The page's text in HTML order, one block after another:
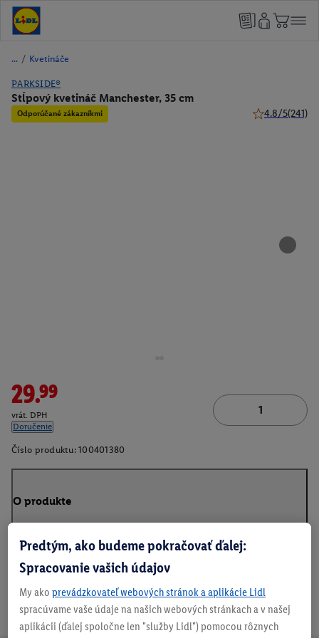
/ Kvetináče
PARKSIDE®
Stĺpový kvetináč Manchester, 35 cm
Odporúčané zákazníkmi 4.8/5(241)
29.99
vrát. DPH
Doručenie
Číslo produktu: 100401380
O produkte
Predtým, ako budeme pokračovať ďalej:
Spracovanie vašich údajov
My ako prevádzkovateľ webových stránok a aplikácie Lidl
spracúvame vaše údaje na našich webových stránkach a v našej
aplikácii (ďalej spoločne len "služby Lidl") pomocou rôznych